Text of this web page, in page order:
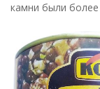
камни были более